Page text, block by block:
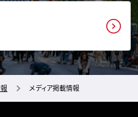
メディア掲載情報